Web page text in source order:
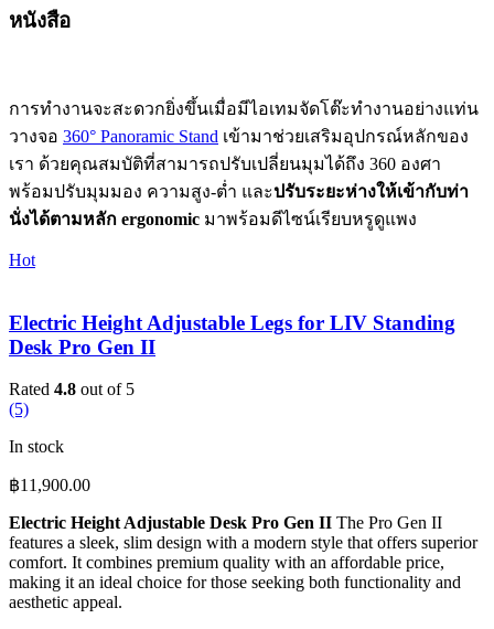
หนังสือ
การทำงานจะสะดวกยิ่งขึ้นเมื่อมีไอเทมจัดโต๊ะทำงานอย่างแท่น
วางจอ 360° Panoramic Stand เข้ามาช่วยเสริมอุปกรณ์หลักของ
เรา ด้วยคุณสมบัติที่สามารถปรับเปลี่ยนมุมได้ถึง 360 องศา
พร้อมปรับมุมมอง ความสูง-ต่ำ และปรับระยะห่างให้เข้ากับท่า
นั่งได้ตามหลัก ergonomic มาพร้อมดีไซน์เรียบหรูดูแพง
Hot
Electric Height Adjustable Legs for LIV Standing
Desk Pro Gen II
Rated 4.8 out of 5
(5)
In stock
฿11,900.00
Electric Height Adjustable Desk Pro Gen II The Pro Gen II
features a sleek, slim design with a modern style that offers superior
comfort. It combines premium quality with an affordable price,
making it an ideal choice for those seeking both functionality and
aesthetic appeal.